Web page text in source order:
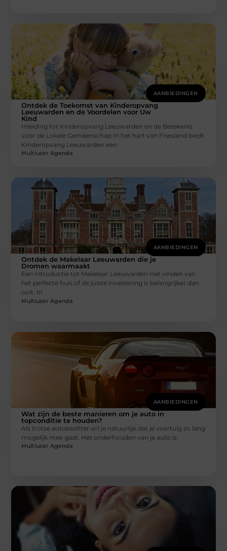
AANBIEDINGEN
Ontdek de Toekomst van Kinderopvang
Leeuwarden en de Voordelen voor Uw
Kind
Inleiding tot Kinderopvang Leeuwarden en de Betekenis
voor de Lokale Gemeenschap In het hart van Friesland biedt
Kinderopvang Leeuwarden een
Multiuser Agenda
AANBIEDINGEN
Ontdek de Makelaar Leeuwarden die je
Dromen waarmaakt
Een Introductie tot Makelaar Leeuwarden Het vinden van
het perfecte huis of de juiste investering is belangrijker dan
ooit. In
Multiuser Agenda
AANBIEDINGEN
Wat zijn de beste manieren om je auto in
topconditie te houden?
Als trotse autobezitter wil je natuurlijk dat je voertuig zo lang
mogelijk mee gaat. Het onderhouden van je auto is
Multiuser Agenda